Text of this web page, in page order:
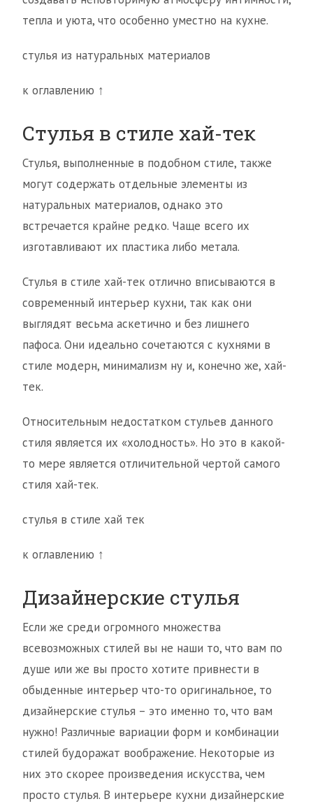
тепла и уюта, что особенно уместно на кухне.
стулья из натуральных материалов
к оглавлению ↑
Стулья в стиле хай-тек
Стулья, выполненные в подобном стиле, также
могут содержать отдельные элементы из
натуральных материалов, однако это
встречается крайне редко. Чаще всего их
изготавливают их пластика либо метала.
Стулья в стиле хай-тек отлично вписываются в
современный интерьер кухни, так как они
выглядят весьма аскетично и без лишнего
пафоса. Они идеально сочетаются с кухнями в
стиле модерн, минимализм ну и, конечно же, хай-
тек.
Относительным недостатком стульев данного
стиля является их «холодность». Но это в какой-
то мере является отличительной чертой самого
стиля хай-тек.
стулья в стиле хай тек
к оглавлению ↑
Дизайнерские стулья
Если же среди огромного множества
всевозможных стилей вы не наши то, что вам по
душе или же вы просто хотите привнести в
обыденные интерьер что-то оригинальное, то
дизайнерские стулья – это именно то, что вам
нужно! Различные вариации форм и комбинации
стилей будоражат воображение. Некоторые из
них это скорее произведения искусства, чем
просто стулья. В интерьере кухни дизайнерские